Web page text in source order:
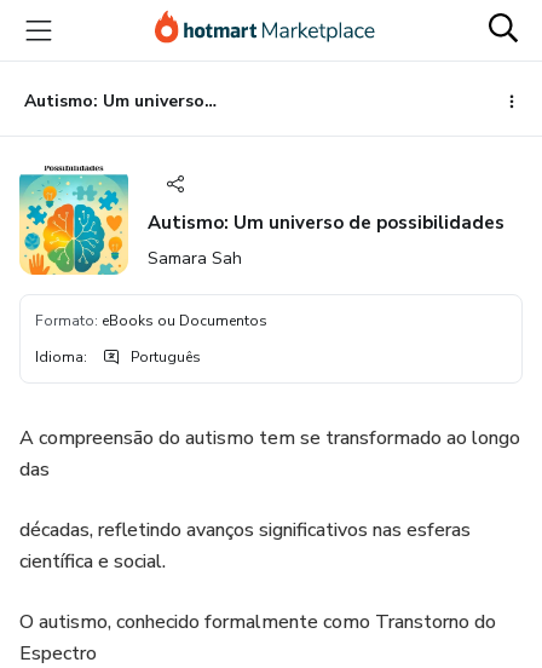
para
conteúdo
principal
para
pagamento
para
rodapé
Autismo: Um universo de possibilidades
Autismo: Um universo de possibilidades
Samara Sah
Formato: eBooks ou Documentos
Idioma: Português
A compreensão do autismo tem se transformado ao longo
das
décadas, refletindo avanços significativos nas esferas
científica e social.
O autismo, conhecido formalmente como Transtorno do
Espectro